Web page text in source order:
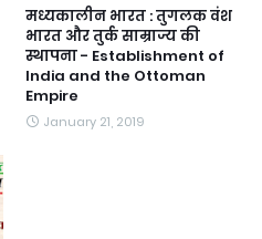
मध्यकालीन भारत : तुगलक वंश
भारत और तुर्क साम्राज्य की
स्थापना - Establishment of
India and the Ottoman
Empire
January 21, 2019